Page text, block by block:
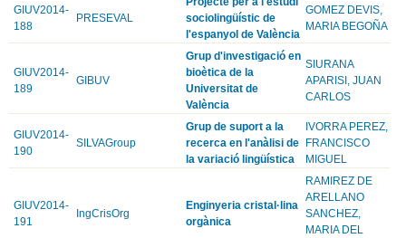
GIUV2014-
188
PRESEVAL
sociolingüístic de
l'espanyol de València
GOMEZ DEVIS,
MARIA BEGOÑA
GIUV2014-
189
GIBUV
Grup d'investigació en
bioètica de la
Universitat de
València
SIURANA
APARISI, JUAN
CARLOS
GIUV2014-
190
SILVAGroup
Grup de suport a la
recerca en l'anàlisi de
la variació lingüística
IVORRA PEREZ,
FRANCISCO
MIGUEL
GIUV2014-
191
IngCrisOrg
Enginyeria cristal·lina
orgànica
RAMIREZ DE
ARELLANO
SANCHEZ,
MARIA DEL